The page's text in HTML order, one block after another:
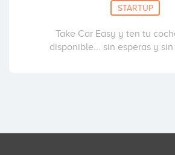
STARTUP
Take Car Easy y ten tu
disponible... sin esperas y sin